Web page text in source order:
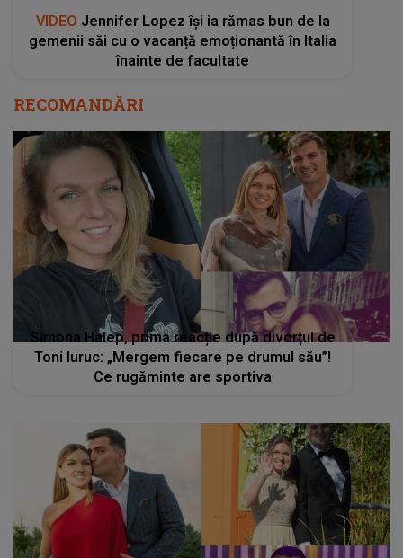
Simona Halep, prima reacție după divorțul de
Toni Iuruc: „Mergem fiecare pe drumul său”!
Ce rugăminte are sportiva
Toni Iuruc, primele declarații după ce s-a aflat
că el și Simona Halep divorțează! Omul de
afaceri a confirmat separarea: „Am hotărât
de comun acord”